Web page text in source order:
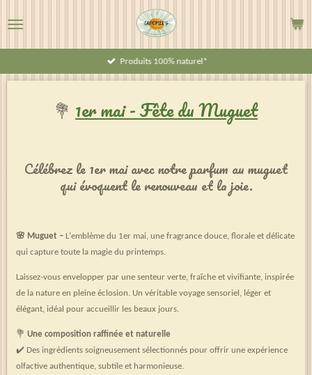
au
contenu
Produits 100% naturel*
💐 1er mai - Fête du Muguet
Célébrez le 1er mai avec notre parfum au muguet
qui évoquent le renouveau et la joie.
🌸 Muguet – L'emblème du 1er mai, une fragrance douce, florale et délicate
qui capture toute la magie du printemps.
Laissez-vous envelopper par une senteur verte, fraîche et vivifiante, inspirée
de la nature en pleine éclosion. Un véritable voyage sensoriel, léger et
élégant, idéal pour accueillir les beaux jours.
💐 Une composition raffinée et naturelle
✔️ Des ingrédients soigneusement sélectionnés pour offrir une expérience
olfactive authentique, subtile et harmonieuse.